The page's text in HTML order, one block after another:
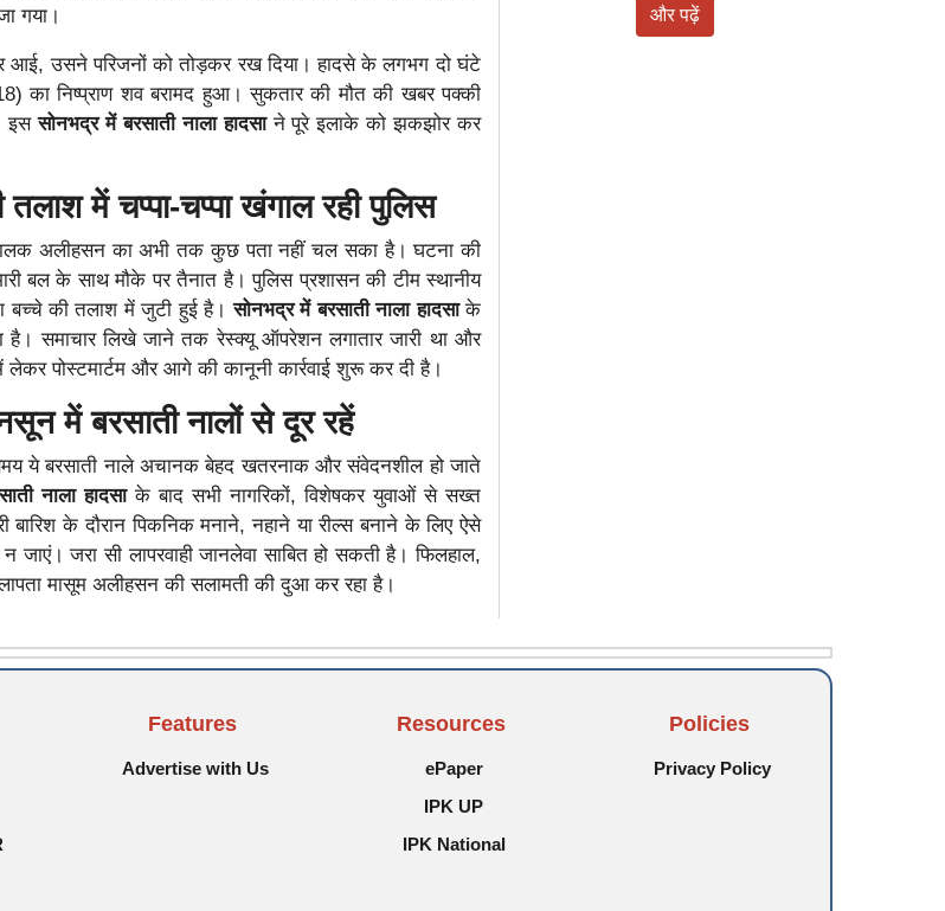
गया।
उसने परिजनों को तोड़कर रख दिया। हादसे के लगभग दो घंटे
का निष्प्राण शव बरामद हुआ। सुकतार की मौत की खबर पक्की
इससोनभद्र में बरसाती नाला हादसाने पूरे इलाके को झकझोर कर
में चप्पा-चप्पा खंगाल रही पुलिस
अलीहसन का अभी तक कुछ पता नहीं चल सका है। घटना की
बल के साथ मौके पर तैनात है। पुलिस प्रशासन की टीम स्थानीय
बच्चे की तलाश में जुटी हुई है।सोनभद्र में बरसाती नाला हादसाके
है। समाचार लिखे जाने तक रेस्क्यू ऑपरेशन लगातार जारी था और
पोस्टमार्टम और आगे की कानूनी कार्रवाई शुरू कर दी है।
में बरसाती नालों से दूर रहें
ये बरसाती नाले अचानक बेहद खतरनाक और संवेदनशील हो जाते
नाला हादसाके बाद सभी नागरिकों, विशेषकर युवाओं से सख्त
के दौरान पिकनिक मनाने, नहाने या रील्स बनाने के लिए ऐसे
जाएं। जरा सी लापरवाही जानलेवा साबित हो सकती है। फिलहाल,
मासूम अलीहसन की सलामती की दुआ कर रहा है।
और पढ़ें
Features
Advertise with Us
Resources
ePaper
IPK UP
IPK National
Policies
Privacy Policy